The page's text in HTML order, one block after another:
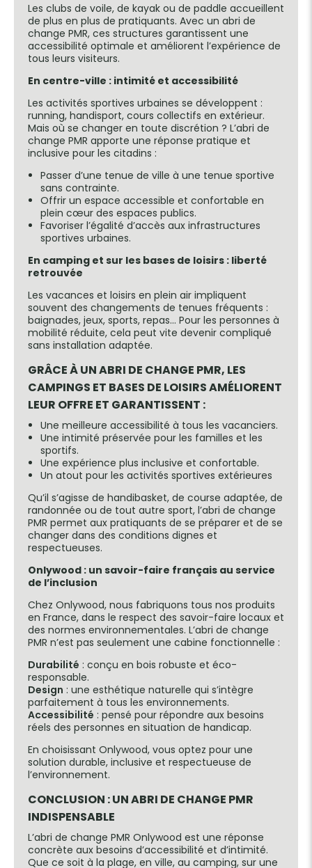
Les clubs de voile, de kayak ou de paddle accueillent
de plus en plus de pratiquants. Avec un abri de
change PMR, ces structures garantissent une
accessibilité optimale et améliorent l’expérience de
tous leurs visiteurs.
En centre-ville : intimité et accessibilité
Les activités sportives urbaines se développent :
running, handisport, cours collectifs en extérieur.
Mais où se changer en toute discrétion ? L’abri de
change PMR apporte une réponse pratique et
inclusive pour les citadins :
Passer d’une tenue de ville à une tenue sportive
sans contrainte.
Offrir un espace accessible et confortable en
plein cœur des espaces publics.
Favoriser l’égalité d’accès aux infrastructures
sportives urbaines.
En camping et sur les bases de loisirs : liberté
retrouvée
Les vacances et loisirs en plein air impliquent
souvent des changements de tenues fréquents :
baignades, jeux, sports, repas… Pour les personnes à
mobilité réduite, cela peut vite devenir compliqué
sans installation adaptée.
GRÂCE À UN ABRI DE CHANGE PMR, LES
CAMPINGS ET BASES DE LOISIRS AMÉLIORENT
LEUR OFFRE ET GARANTISSENT :
Une meilleure accessibilité à tous les vacanciers.
Une intimité préservée pour les familles et les
sportifs.
Une expérience plus inclusive et confortable.
Un atout pour les activités sportives extérieures
Qu’il s’agisse de handibasket, de course adaptée, de
randonnée ou de tout autre sport, l’abri de change
PMR permet aux pratiquants de se préparer et de se
changer dans des conditions dignes et
respectueuses.
Onlywood : un savoir-faire français au service
de l’inclusion
Chez Onlywood, nous fabriquons tous nos produits
en France, dans le respect des savoir-faire locaux et
des normes environnementales. L’abri de change
PMR n’est pas seulement une cabine fonctionnelle :
Durabilité : conçu en bois robuste et éco-
responsable.
Design : une esthétique naturelle qui s’intègre
parfaitement à tous les environnements.
Accessibilité : pensé pour répondre aux besoins
réels des personnes en situation de handicap.
En choisissant Onlywood, vous optez pour une
solution durable, inclusive et respectueuse de
l’environnement.
CONCLUSION : UN ABRI DE CHANGE PMR
INDISPENSABLE
L’abri de change PMR Onlywood est une réponse
concrète aux besoins d’accessibilité et d’intimité.
Que ce soit à la plage, en ville, au camping, sur une